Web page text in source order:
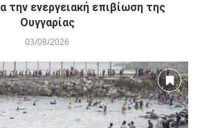
την ενεργειακή επιβίωση της
Ουγγαρίας
03/08/2026